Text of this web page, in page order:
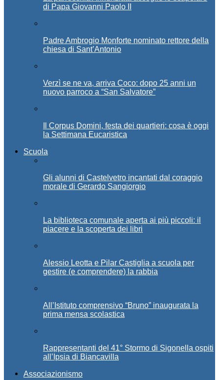
di Papa Giovanni Paolo II
Padre Ambrogio Monforte nominato rettore della
chiesa di Sant’Antonio
Verzì se ne va, arriva Coco: dopo 25 anni un
nuovo parroco a “San Salvatore”
Il Corpus Domini, festa dei quartieri: cosa è oggi
la Settimana Eucaristica
Scuola
Gli alunni di Castelvetro incantati dal coraggio
morale di Gerardo Sangiorgio
La biblioteca comunale aperta ai più piccoli: il
piacere e la scoperta dei libri
Alessio Leotta e Pilar Castiglia a scuola per
gestire (e comprendere) la rabbia
All’Istituto comprensivo “Bruno” inaugurata la
prima mensa scolastica
Rappresentanti del 41° Stormo di Sigonella ospiti
all’Ipsia di Biancavilla
Associazionismo